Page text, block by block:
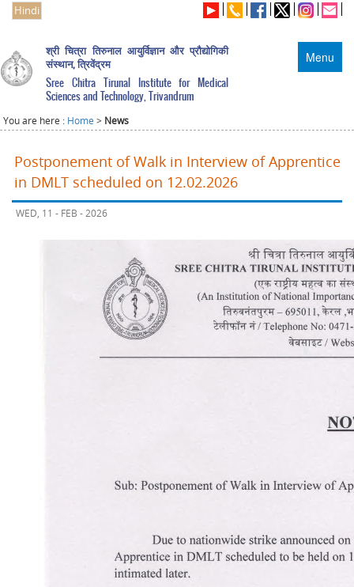
Hindi
Menu
श्री चित्रा तिरुनाल आयुर्विज्ञान और प्रौद्योगिकी
संस्थान, त्रिवेंद्रम
Sree Chitra Tirunal Institute for Medical
Sciences and Technology, Trivandrum
You are here : Home > News
Postponement of Walk in Interview of Apprentice
in DMLT scheduled on 12.02.2026
WED, 11 - FEB - 2026